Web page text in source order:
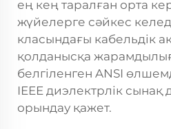
ең кең таралған орта
жүйелерге сәйкес
класындағы кабельдік
қолданысқа
белгіленген ANSI
IEEE диэлектрлік сынақ
орындау қажет.